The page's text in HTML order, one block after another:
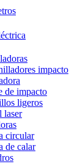
impacto
de impacto
ligeros
laser
circular
de calar